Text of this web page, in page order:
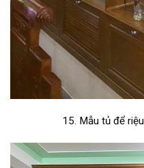
15. Mẫu tủ để